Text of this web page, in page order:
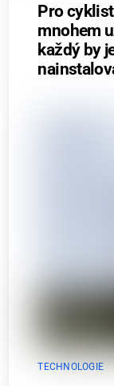
Pro
mnohem
každý by
TECHNOLOGIE